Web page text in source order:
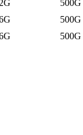
500G
500G
500G